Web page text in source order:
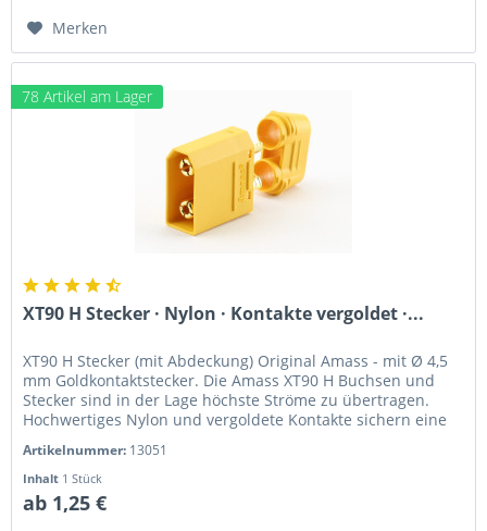
Merken
78 Artikel am Lager
XT90 H Stecker · Nylon · Kontakte vergoldet ·...
XT90 H Stecker (mit Abdeckung) Original Amass - mit Ø 4,5
mm Goldkontaktstecker. Die Amass XT90 H Buchsen und
Stecker sind in der Lage höchste Ströme zu übertragen.
Hochwertiges Nylon und vergoldete Kontakte sichern eine
Artikelnummer: 13051
Inhalt 1 Stück
ab 1,25 €